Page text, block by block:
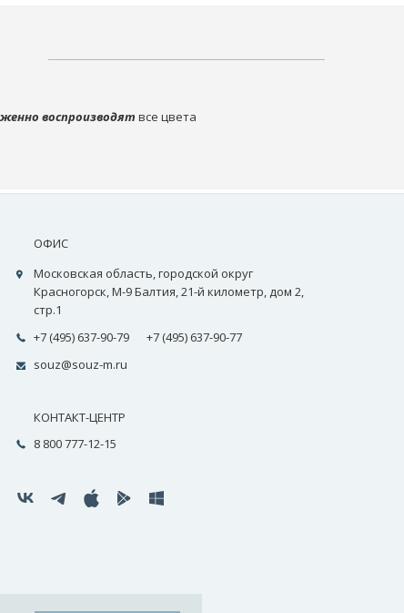
воспроизводят все цвета
ОФИС
Московская область, городской округ
Красногорск, М-9 Балтия, 21-й километр, дом 2,
стр.1
+7 (495) 637-90-79
+7 (495) 637-90-77
souz@souz-m.ru
КОНТАКТ-ЦЕНТР
8 800 777-12-15